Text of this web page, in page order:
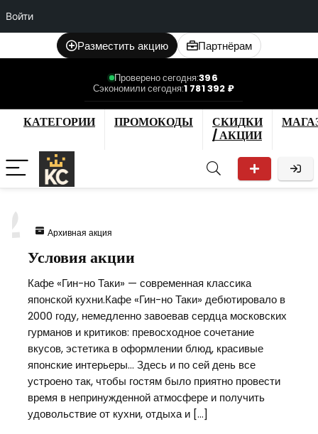
Войти
Разместить акцию Партнёрам
Проверено сегодня:396
Сэкономили сегодня:1 781 392 ₽
КАТЕГОРИИ ПРОМОКОДЫ
СКИДКИ
/ АКЦИИ
Архивная акция
Условия акции
Кафе «Гин-но Таки» — современная классика
японской кухни.Кафе «Гин-но Таки» дебютировало в
2000 году, немедленно завоевав сердца московских
гурманов и критиков: превосходное сочетание
вкусов, эстетика в оформлении блюд, красивые
японские интерьеры… Здесь и по сей день все
устроено так, чтобы гостям было приятно провести
время в непринужденной атмосфере и получить
удовольствие от кухни, отдыха и […]